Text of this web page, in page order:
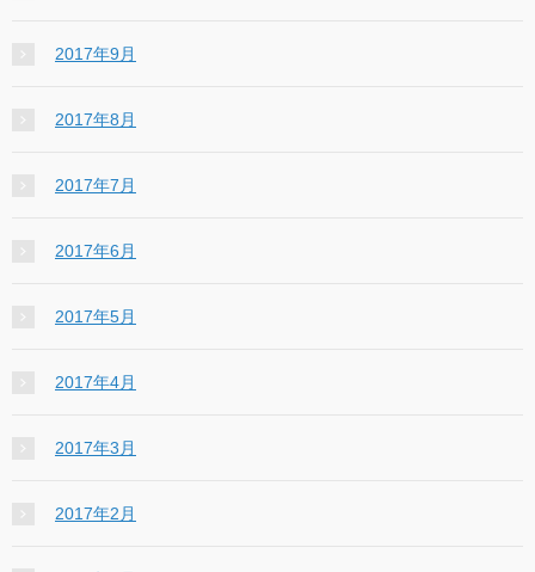
2017年9月
2017年8月
2017年7月
2017年6月
2017年5月
2017年4月
2017年3月
2017年2月